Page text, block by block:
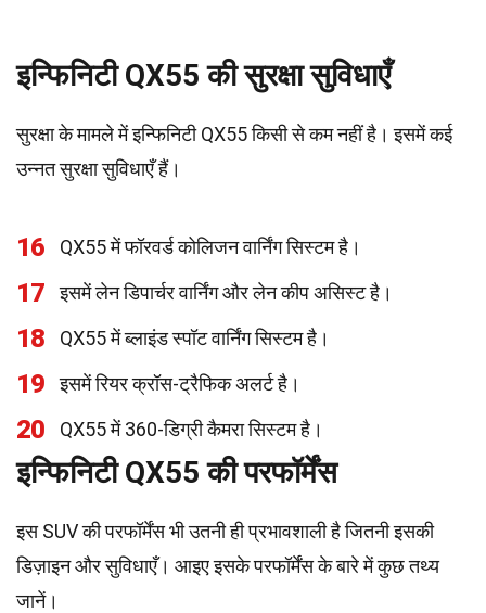
इन्फिनिटी QX55 की सुरक्षा सुविधाएँ
सुरक्षा के मामले में इन्फिनिटी QX55 किसी से कम नहीं है। इसमें कई
उन्नत सुरक्षा सुविधाएँ हैं।
16 QX55 में फॉरवर्ड कोलिजन वार्निंग सिस्टम है।
17 इसमें लेन डिपार्चर वार्निंग और लेन कीप असिस्ट है।
18 QX55 में ब्लाइंड स्पॉट वार्निंग सिस्टम है।
19 इसमें रियर क्रॉस-ट्रैफिक अलर्ट है।
20 QX55 में 360-डिग्री कैमरा सिस्टम है।
इन्फिनिटी QX55 की परफॉर्मेंस
इस SUV की परफॉर्मेंस भी उतनी ही प्रभावशाली है जितनी इसकी
डिज़ाइन और सुविधाएँ। आइए इसके परफॉर्मेंस के बारे में कुछ तथ्य
जानें।